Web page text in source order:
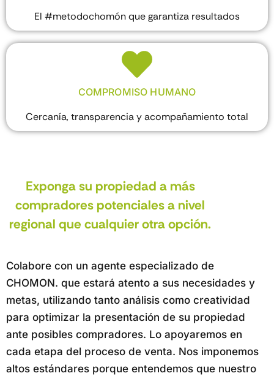
El #metodochomón que garantiza resultados
COMPROMISO HUMANO
Cercanía, transparencia y acompañamiento total
Exponga su propiedad a más
compradores potenciales a nivel
regional que cualquier otra opción.
Colabore con un agente especializado de
CHOMON. que estará atento a sus necesidades y
metas, utilizando tanto análisis como creatividad
para optimizar la presentación de su propiedad
ante posibles compradores. Lo apoyaremos en
cada etapa del proceso de venta. Nos imponemos
altos estándares porque entendemos que nuestro